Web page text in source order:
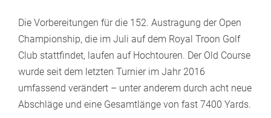
Die Vorbereitungen für die 152. Austragung der Open
Championship, die im Juli auf dem Royal Troon Golf
Club stattfindet, laufen auf Hochtouren. Der Old Course
wurde seit dem letzten Turnier im Jahr 2016
umfassend verändert – unter anderem durch acht neue
Abschläge und eine Gesamtlänge von fast 7400 Yards.